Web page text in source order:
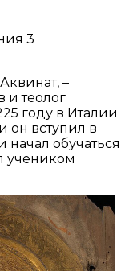
3
–
и теолог
году в Италии
он вступил в
обучаться
учеником